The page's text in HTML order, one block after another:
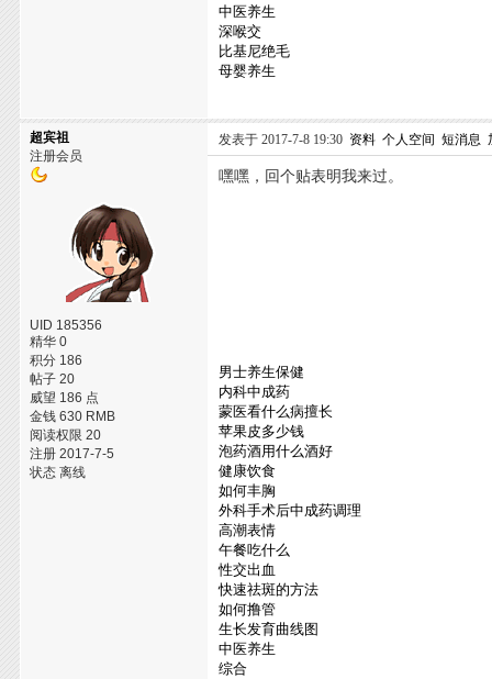
中医养生
深喉交
比基尼绝毛
母婴养生
超宾祖
注册会员
UID 185356
精华 0
积分 186
帖子 20
威望 186 点
金钱 630 RMB
阅读权限 20
注册 2017-7-5
状态 离线
发表于 2017-7-8 19:30 资料 个人空间 短消息
嘿嘿，回个贴表明我来过。
男士养生保健
内科中成药
蒙医看什么病擅长
苹果皮多少钱
泡药酒用什么酒好
健康饮食
如何丰胸
外科手术后中成药调理
高潮表情
午餐吃什么
性交出血
快速祛斑的方法
如何撸管
生长发育曲线图
中医养生
综合